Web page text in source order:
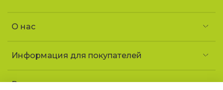
О нас
Информация для покупателей
Реквизиты и контакты